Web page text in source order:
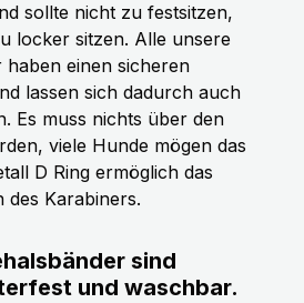
sollte nicht zu festsitzen,
locker sitzen. Alle unsere
haben einen sicheren
lassen sich dadurch auch
Es muss nichts über den
viele Hunde mögen das
D Ring ermöglich das
des Karabiners.
sind
und waschbar.